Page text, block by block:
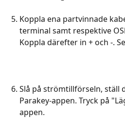
Koppla ena partvinnade
terminal samt respektive
Koppla därefter in + och -.
Slå på strömtillförseln, ställ
Parakey-appen. Tryck på
appen.